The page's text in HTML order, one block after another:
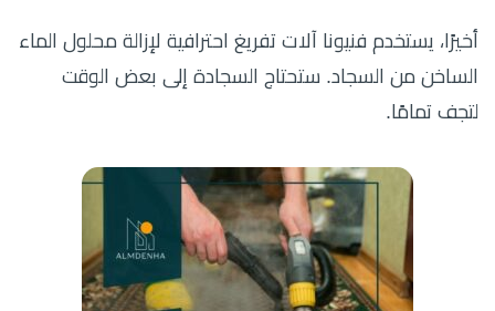
أخيرًا، يستخدم فنيونا آلات تفريغ احترافية لإزالة محلول الماء
الساخن من السجاد. ستحتاج السجادة إلى بعض الوقت
لتجف تمامًا.